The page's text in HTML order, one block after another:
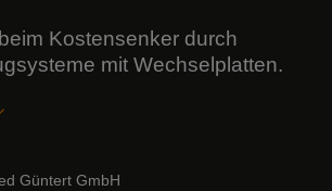
Kostensenker durch
mit Wechselplatten.
Güntert GmbH